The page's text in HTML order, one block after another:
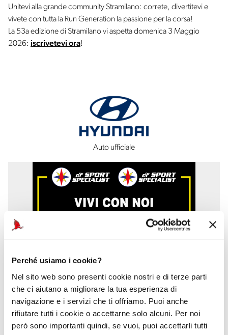
Perché usiamo i cookie?
Nel sito web sono presenti cookie nostri e di terze parti
che ci aiutano a migliorare la tua esperienza di
navigazione e i servizi che ti offriamo. Puoi anche
rifiutare tutti i cookie o accettarne solo alcuni. Per noi
però sono importanti quindi, se vuoi, puoi accettarli tutti
Unitevi alla grande community Stramilano: correte, divertitevi e
vivete con tutta la Run Generation la passione per la corsa!
La 53a edizione di Stramilano vi aspetta domenica 3 Maggio
2026: iscrivetevi ora!
Auto ufficiale